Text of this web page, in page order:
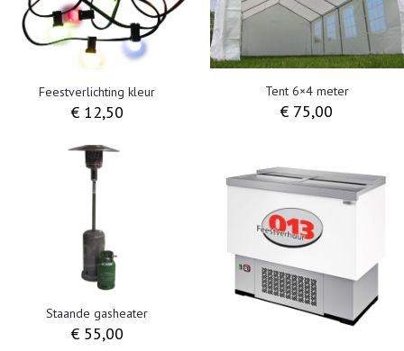
Feestverlichting kleur
€12,50
Tent 6×4 meter
€ 75,00
Staande gasheater
€55,00